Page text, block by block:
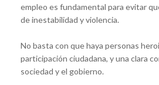
empleo es fundamental para evitar
de inestabilidad y violencia.
No basta con que haya personas
participación ciudadana, y una clara
sociedad y el gobierno.